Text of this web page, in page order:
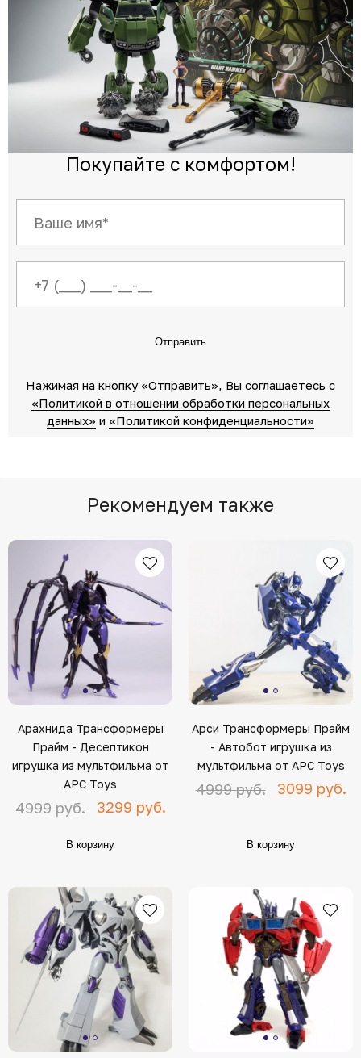
Покупайте с комфортом!
Отправить
Нажимая на кнопку «Отправить»‎, Вы соглашаетесь c
«Политикой в отношении обработки персональных
данных»‎ ‎ и «Политикой конфиденциальности»
Рекомендуем также
Арахнида Трансформеры
Прайм - Десептикон
игрушка из мультфильма от
APC Toys
4999 руб. 3299 руб.
В корзину
Арси Трансформеры Прайм
- Автобот игрушка из
мультфильма от APC Toys
4999 руб. 3099 руб.
В корзину